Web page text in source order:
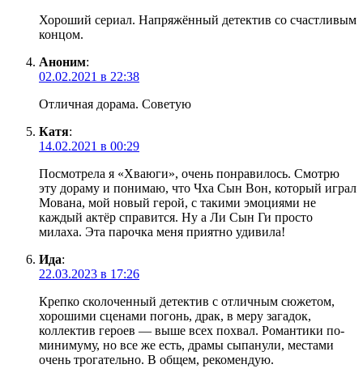
Хороший сериал. Напряжённый детектив со счастливым
концом.
Аноним:
02.02.2021 в 22:38
Отличная дорама. Советую
Катя:
14.02.2021 в 00:29
Посмотрела я «Хваюги», очень понравилось. Смотрю
эту дораму и понимаю, что Чха Сын Вон, который играл
Мована, мой новый герой, с такими эмоциями не
каждый актёр справится. Ну а Ли Сын Ги просто
милаха. Эта парочка меня приятно удивила!
Ида:
22.03.2023 в 17:26
Крепко сколоченный детектив с отличным сюжетом,
хорошими сценами погонь, драк, в меру загадок,
коллектив героев — выше всех похвал. Романтики по-
минимуму, но все же есть, драмы сыпанули, местами
очень трогательно. В общем, рекомендую.